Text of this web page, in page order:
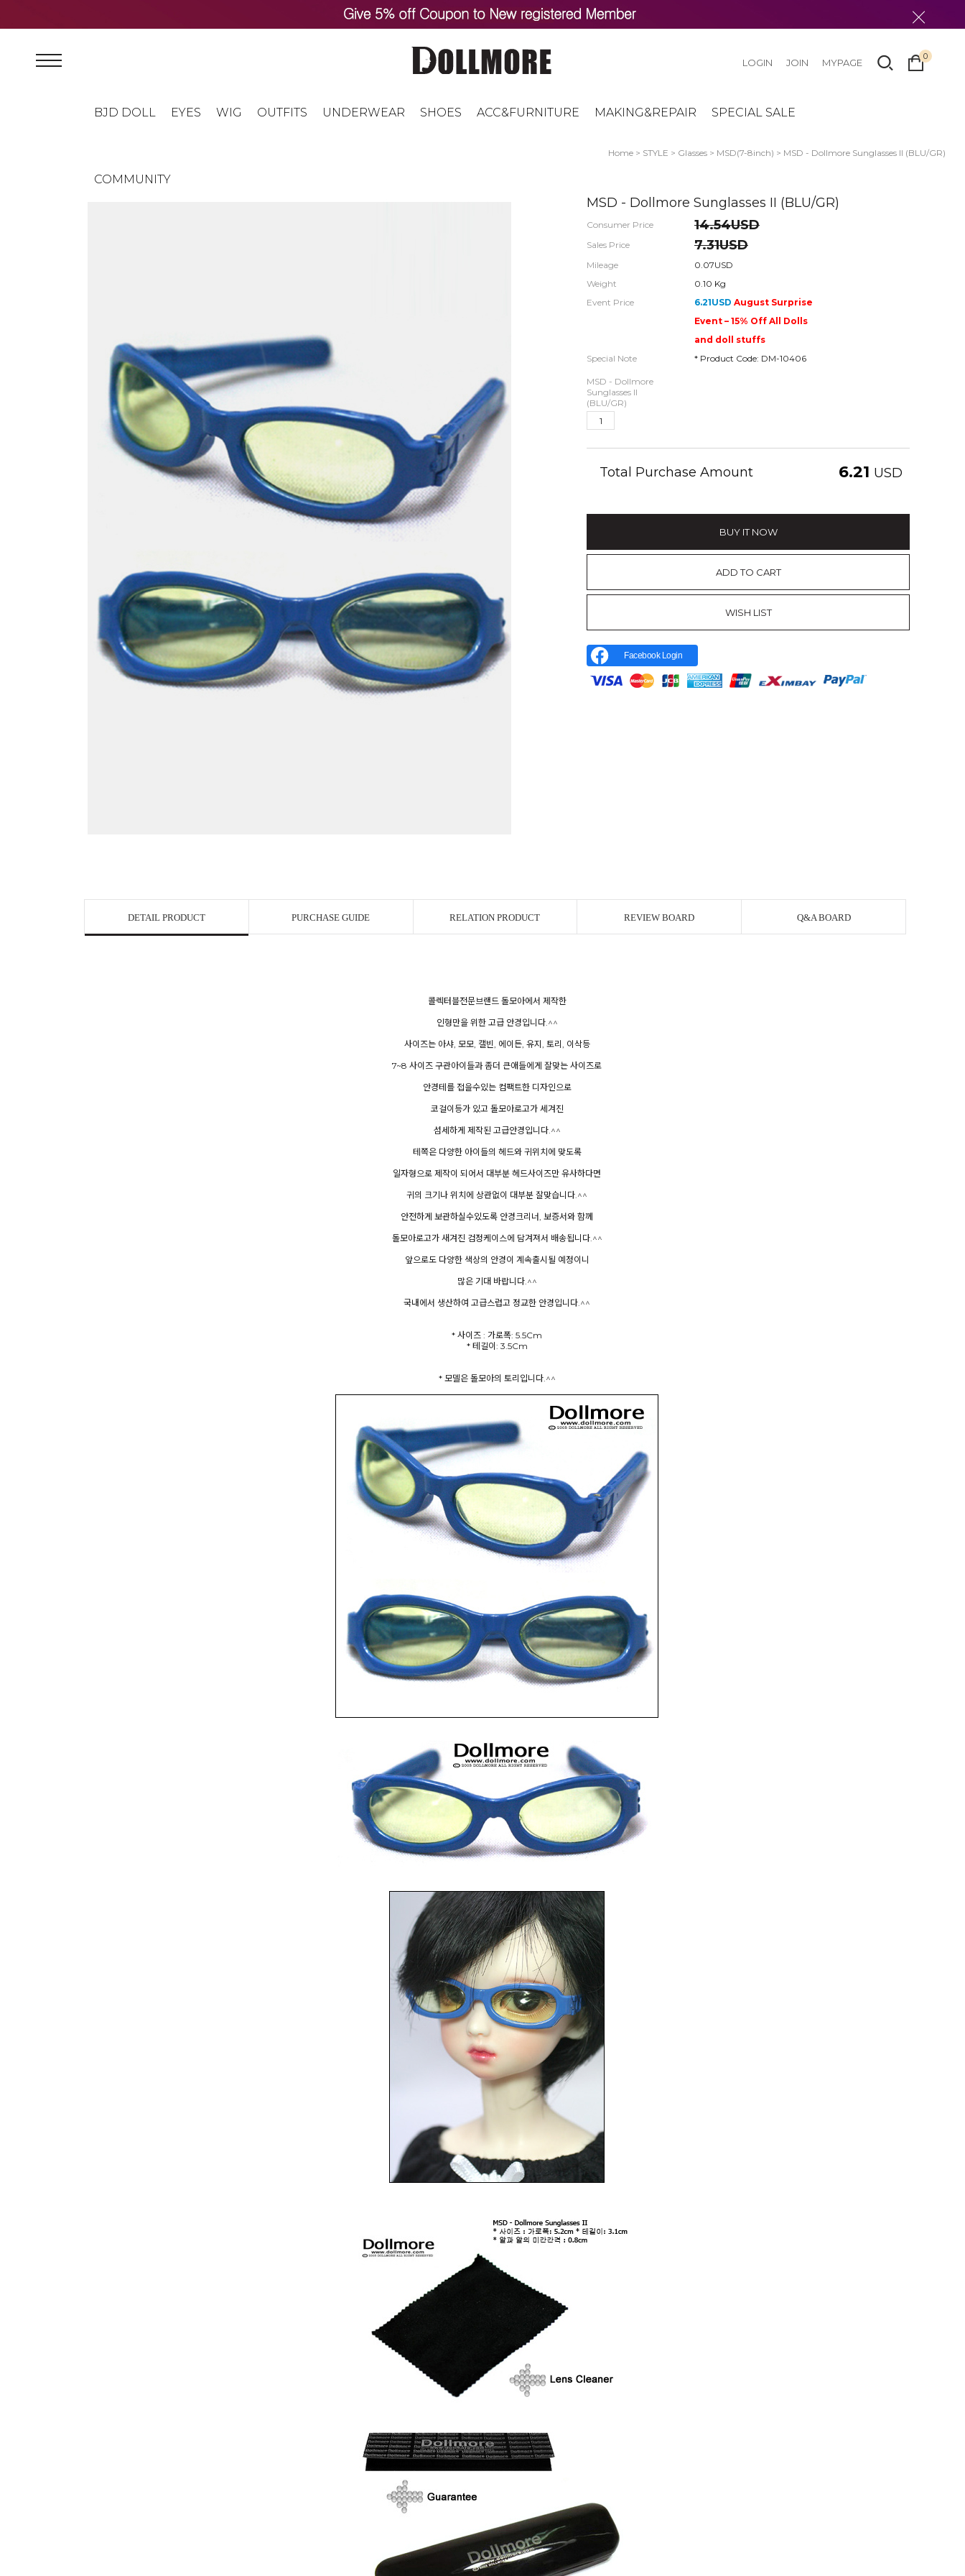
BJD DOLL EYES WIG OUTFITS UNDERWEAR SHOES ACC&FURNITURE MAKING&REPAIR SPECIAL SALE
COMMUNITY
LOGIN JOIN MYPAGE
0
Home > STYLE > Glasses > MSD(7-8inch) > MSD - Dollmore Sunglasses II (BLU/GR)
MSD - Dollmore Sunglasses II (BLU/GR)
Consumer Price 14.54USD
Sales Price 7.31USD
Mileage
0.07USD
Weight
0.10 Kg
Event Price
6.21USD August Surprise
Event – 15% Off All Dolls
and doll stuffs
Special Note
* Product Code: DM-10406
MSD - Dollmore
Sunglasses II
(BLU/GR)
Total Purchase Amount 6.21 USD
BUY IT NOW
ADD TO CART
WISH LIST
Facebook Login
DETAIL PRODUCT PURCHASE GUIDE RELATION PRODUCT REVIEW BOARD Q&A BOARD
콜렉터블전문브랜드 돌모아에서 제작한
인형만을 위한 고급 안경입니다.^^
사이즈는 아샤, 모모, 캘빈, 에이든, 유지, 토리, 이삭등
7~8 사이즈 구관아이들과 좀더 큰애들에게 잘맞는 사이즈로
안경테를 접을수있는 컴팩트한 디자인으로
코걸이등가 있고 돌모아로고가 세겨진
섬세하게 제작된 고급안경입니다.^^
테쪽은 다양한 아이들의 헤드와 귀위치에 맞도록
일자형으로 제작이 되어서 대부분 헤드사이즈만 유사하다면
귀의 크기나 위치에 상관없이 대부분 잘맞습니다.^^
안전하게 보관하실수있도록 안경크리너, 보증서와 함께
돌모아로고가 새겨진 검정케이스에 담겨져서 배송됩니다.^^
앞으로도 다양한 색상의 안경이 계속출시될 예정이니
많은 기대 바랍니다.^^
국내에서 생산하여 고급스럽고 정교한 안경입니다.^^
* 사이즈 : 가로폭: 5.5Cm
* 테길이: 3.5Cm
* 모델은 돌모아의 토리입니다.^^